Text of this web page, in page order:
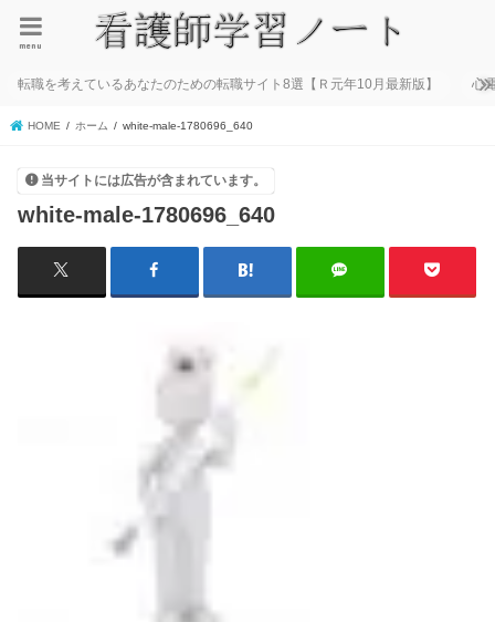
menu
転職を考えているあなたのための転職サイト8選【Ｒ元年10月最新版】 心
HOME ホーム white-male-1780696_640
当サイトには広告が含まれています。
white-male-1780696_640